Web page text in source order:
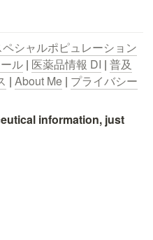
ペシャルポピュレーション
ル | 医薬品情報 DI | 普及
| About Me | プライバシー
information, just